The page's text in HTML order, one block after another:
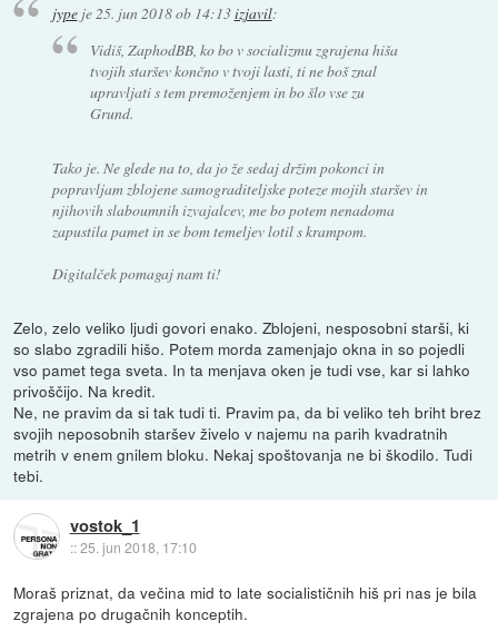
jypeje25. jun 2018 ob 14:13izjavil:
Vidiš, ZaphodBB, ko bo v socializmu zgrajena hiša
tvojih staršev končno v tvoji lasti, ti ne boš znal
upravljati s tem premoženjem in bo šlo vse zu
Grund.
Tako je. Ne glede na to, da jo že sedaj držim pokonci in
popravljam zblojene samograditeljske poteze mojih staršev in
njihovih slaboumnih izvajalcev, me bo potem nenadoma
zapustila pamet in se bom temeljev lotil s krampom.
Digitalček pomagaj nam ti!
Zelo, zelo veliko ljudi govori enako. Zblojeni, nesposobni starši, ki
so slabo zgradili hišo. Potem morda zamenjajo okna in so pojedli
vso pamet tega sveta. In ta menjava oken je tudi vse, kar si lahko
privoščijo. Na kredit.
Ne, ne pravim da si tak tudi ti. Pravim pa, da bi veliko teh briht brez
svojih neposobnih staršev živelo v najemu na parih kvadratnih
metrih v enem gnilem bloku. Nekaj spoštovanja ne bi škodilo. Tudi
tebi.
vostok_1
::25. jun 2018, 17:10
Moraš priznat, da večina mid to late socialističnih hiš pri nas je bila
zgrajena po drugačnih konceptih.